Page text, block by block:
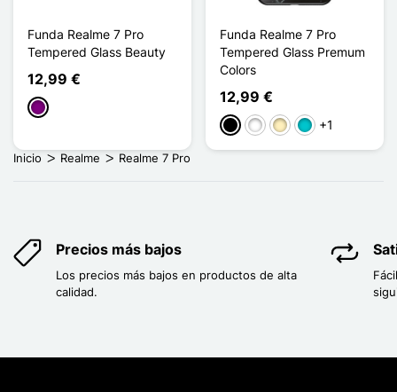
Funda Realme 7 Pro
Tempered Glass Beauty
12,99 €
Púrpura
Funda Realme 7 Pro
Tempered Glass Premum
Colors
12,99 €
NegroBlanco
Oro Turquesa
+1
Inicio Realme Realme 7 Pro
Precios más bajos
Los precios más bajos en productos de alta
calidad.